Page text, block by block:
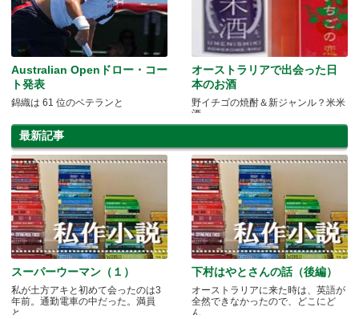
Australian Openドロー・コー
ト発表
錦織は 61 位のベテランと
オーストラリアで出会った日
本のお酒
野イチゴの焼酎＆新ジャンル？米米
酒
最新記事
スーパーウーマン（１）
私が土方アキと初めて会ったのは3
年前。通勤電車の中だった。満員
と.....
下村はやとさんの話（後編）
オーストラリアに来た時は、英語が
全然できなかったので、どこにど
ん.....